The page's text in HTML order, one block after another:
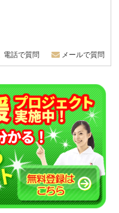
電話で質問 メールで質問